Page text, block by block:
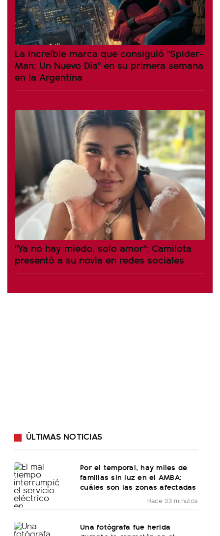
La increíble marca que consiguió "Spider-
Man: Un Nuevo Día" en su primera semana
en la Argentina
"Ya no hay miedo, solo amor": Camilota
presentó a su novia en redes sociales
ÚLTIMAS NOTICIAS
Por el temporal, hay miles de
familias sin luz en el AMBA:
cuáles son las zonas afectadas
Hace 33 minutos
Una fotógrafa fue herida